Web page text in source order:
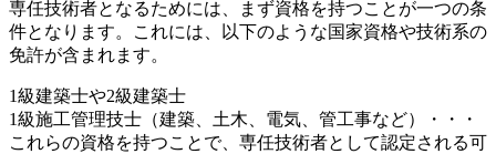
専任技術者となるためには、まず資格を持つことが一つの条
件となります。これには、以下のような国家資格や技術系の
免許が含まれます。
1級建築士や2級建築士
1級施工管理技士（建築、土木、電気、管工事など）・・・
これらの資格を持つことで、専任技術者として認定される可